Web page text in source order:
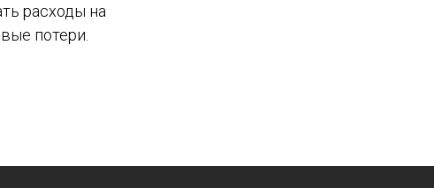
расходы на
потери.